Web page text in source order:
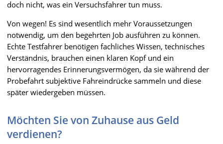
doch nicht, was ein Versuchsfahrer tun muss.
Von wegen! Es sind wesentlich mehr Voraussetzungen
notwendig, um den begehrten Job ausführen zu können.
Echte Testfahrer benötigen fachliches Wissen, technisches
Verständnis, brauchen einen klaren Kopf und ein
hervorragendes Erinnerungsvermögen, da sie während der
Probefahrt subjektive Fahreindrücke sammeln und diese
später wiedergeben müssen.
Möchten Sie von Zuhause aus Geld
verdienen?